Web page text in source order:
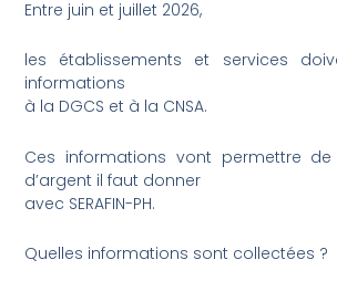
Entre juin et juillet 2026,
les établissements et services
informations
à la DGCS et à la CNSA.
Ces informations vont permettre
d’argent il faut donner
avec SERAFIN-PH.
Quelles informations sont collectées ?